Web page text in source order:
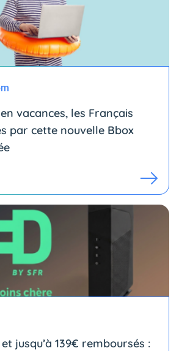
vacances, les Français
par cette nouvelle Bbox
jusqu’à 139€ remboursés :